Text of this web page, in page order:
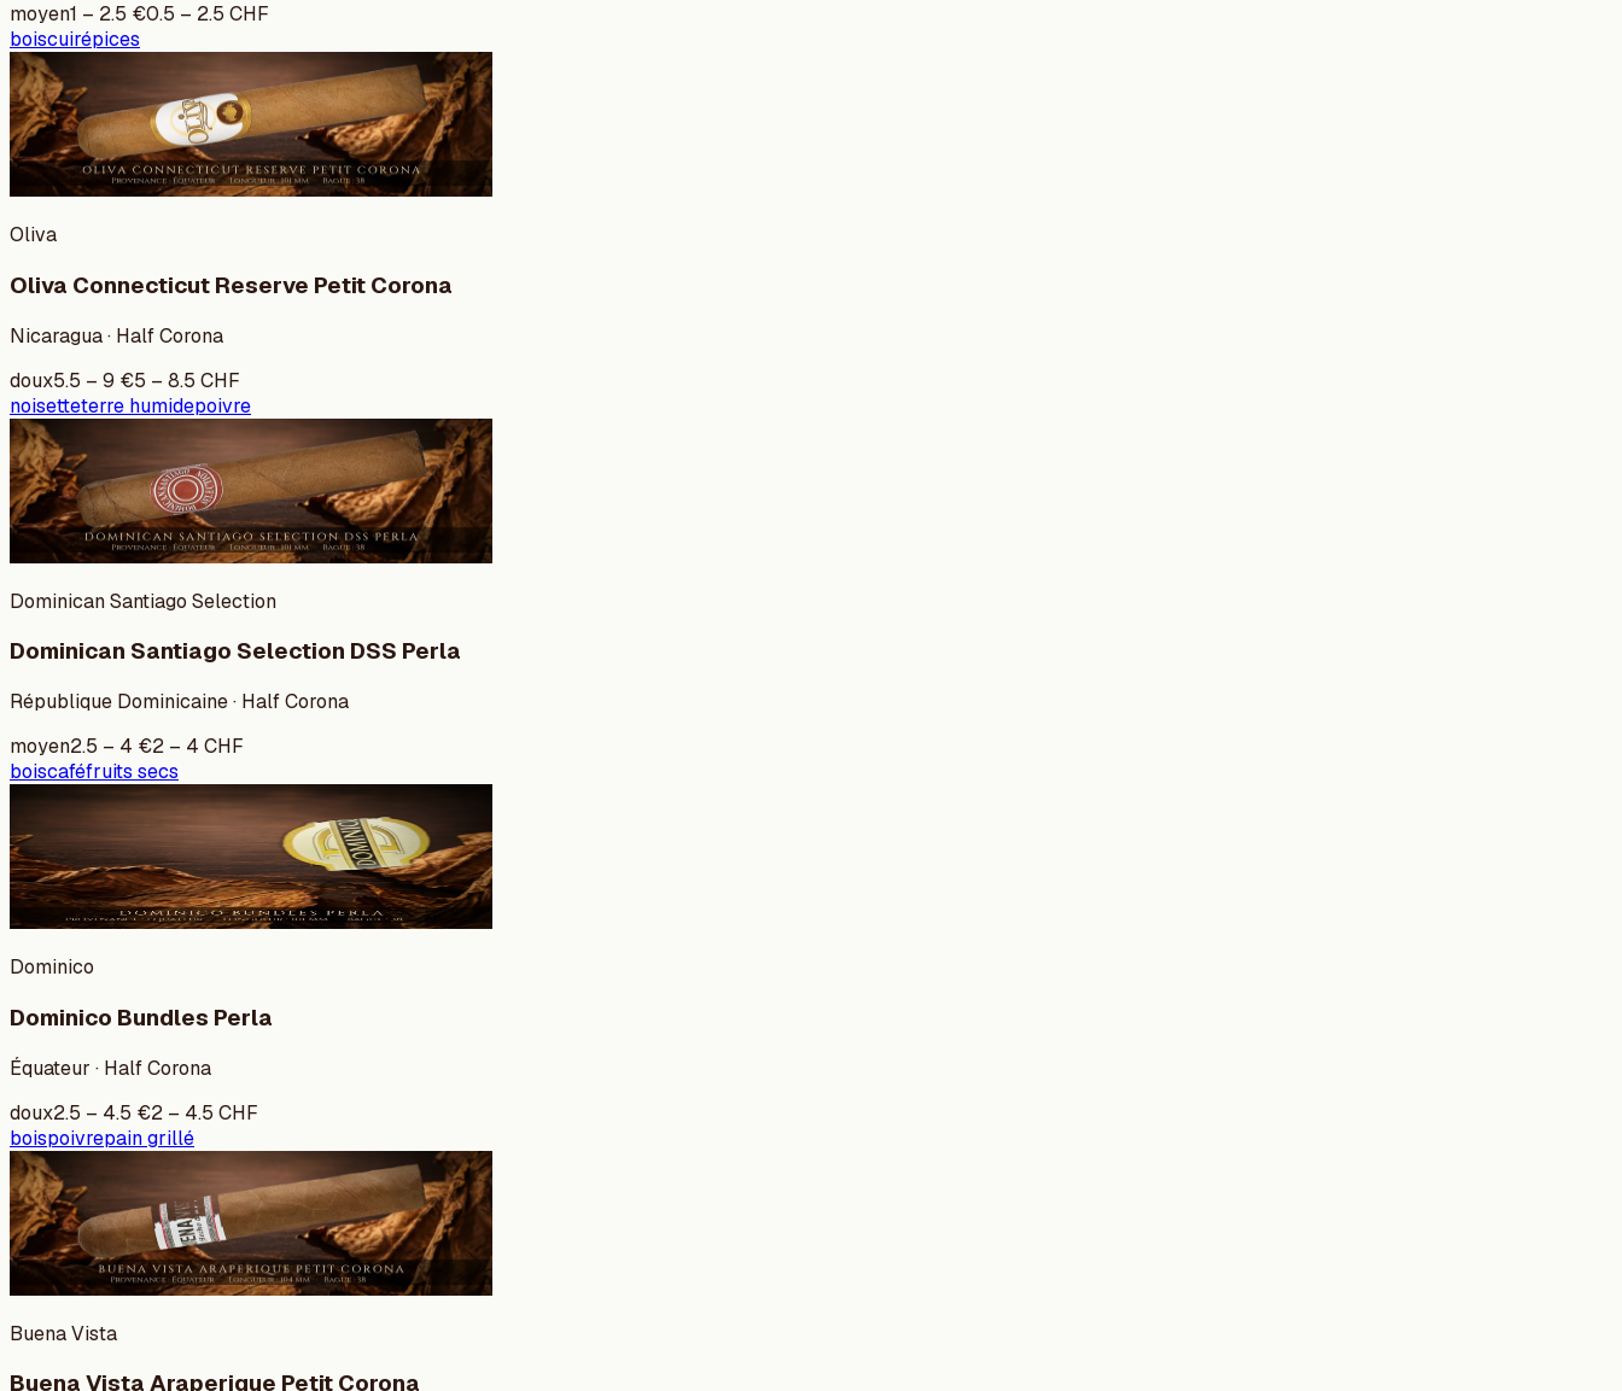
moyen1 – 2.5 €0.5 – 2.5 CHF
boiscuirépices
Oliva
Oliva Connecticut Reserve Petit Corona
Nicaragua · Half Corona
doux5.5 – 9 €5 – 8.5 CHF
noisetteterre humidepoivre
Dominican Santiago Selection
Dominican Santiago Selection DSS Perla
République Dominicaine · Half Corona
moyen2.5 – 4 €2 – 4 CHF
boiscaféfruits secs
Dominico
Dominico Bundles Perla
Équateur · Half Corona
doux2.5 – 4.5 €2 – 4.5 CHF
boispoivrepain grillé
Buena Vista
Buena Vista Araperique Petit Corona